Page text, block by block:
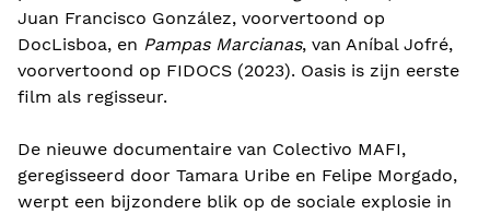
Juan Francisco González, voorvertoond op
DocLisboa, en Pampas Marcianas, van Aníbal Jofré,
voorvertoond op FIDOCS (2023). Oasis is zijn eerste
film als regisseur.
De nieuwe documentaire van Colectivo MAFI,
geregisseerd door Tamara Uribe en Felipe Morgado,
werpt een bijzondere blik op de sociale explosie in